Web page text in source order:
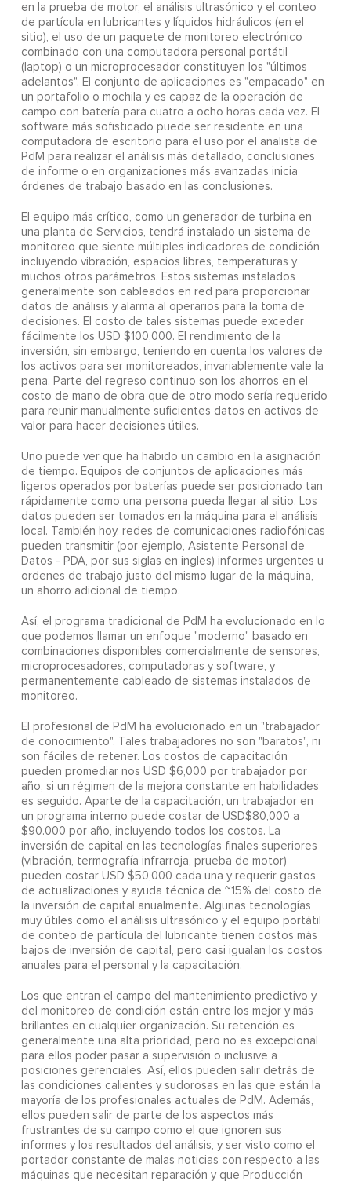
en la prueba de motor, el análisis ultrasónico y el conteo
de partícula en lubricantes y líquidos hidráulicos (en el
sitio), el uso de un paquete de monitoreo electrónico
combinado con una computadora personal portátil
(laptop) o un microprocesador constituyen los "últimos
adelantos". El conjunto de aplicaciones es "empacado" en
un portafolio o mochila y es capaz de la operación de
campo con batería para cuatro a ocho horas cada vez. El
software más sofisticado puede ser residente en una
computadora de escritorio para el uso por el analista de
PdM para realizar el análisis más detallado, conclusiones
de informe o en organizaciones más avanzadas inicia
órdenes de trabajo basado en las conclusiones.
El equipo más crítico, como un generador de turbina en
una planta de Servicios, tendrá instalado un sistema de
monitoreo que siente múltiples indicadores de condición
incluyendo vibración, espacios libres, temperaturas y
muchos otros parámetros. Estos sistemas instalados
generalmente son cableados en red para proporcionar
datos de análisis y alarma al operarios para la toma de
decisiones. El costo de tales sistemas puede exceder
fácilmente los USD $100,000. El rendimiento de la
inversión, sin embargo, teniendo en cuenta los valores de
los activos para ser monitoreados, invariablemente vale la
pena. Parte del regreso continuo son los ahorros en el
costo de mano de obra que de otro modo sería requerido
para reunir manualmente suficientes datos en activos de
valor para hacer decisiones útiles.
Uno puede ver que ha habido un cambio en la asignación
de tiempo. Equipos de conjuntos de aplicaciones más
ligeros operados por baterías puede ser posicionado tan
rápidamente como una persona pueda llegar al sitio. Los
datos pueden ser tomados en la máquina para el análisis
local. También hoy, redes de comunicaciones radiofónicas
pueden transmitir (por ejemplo, Asistente Personal de
Datos - PDA, por sus siglas en ingles) informes urgentes u
ordenes de trabajo justo del mismo lugar de la máquina,
un ahorro adicional de tiempo.
Así, el programa tradicional de PdM ha evolucionado en lo
que podemos llamar un enfoque "moderno" basado en
combinaciones disponibles comercialmente de sensores,
microprocesadores, computadoras y software, y
permanentemente cableado de sistemas instalados de
monitoreo.
El profesional de PdM ha evolucionado en un "trabajador
de conocimiento". Tales trabajadores no son "baratos", ni
son fáciles de retener. Los costos de capacitación
pueden promediar nos USD $6,000 por trabajador por
año, si un régimen de la mejora constante en habilidades
es seguido. Aparte de la capacitación, un trabajador en
un programa interno puede costar de USD$80,000 a
$90.000 por año, incluyendo todos los costos. La
inversión de capital en las tecnologías finales superiores
(vibración, termografía infrarroja, prueba de motor)
pueden costar USD $50,000 cada una y requerir gastos
de actualizaciones y ayuda técnica de ~15% del costo de
la inversión de capital anualmente. Algunas tecnologías
muy útiles como el análisis ultrasónico y el equipo portátil
de conteo de partícula del lubricante tienen costos más
bajos de inversión de capital, pero casi igualan los costos
anuales para el personal y la capacitación.
Los que entran el campo del mantenimiento predictivo y
del monitoreo de condición están entre los mejor y más
brillantes en cualquier organización. Su retención es
generalmente una alta prioridad, pero no es excepcional
para ellos poder pasar a supervisión o inclusive a
posiciones gerenciales. Así, ellos pueden salir detrás de
las condiciones calientes y sudorosas en las que están la
mayoría de los profesionales actuales de PdM. Además,
ellos pueden salir de parte de los aspectos más
frustrantes de su campo como el que ignoren sus
informes y los resultados del análisis, y ser visto como el
portador constante de malas noticias con respecto a las
máquinas que necesitan reparación y que Producción